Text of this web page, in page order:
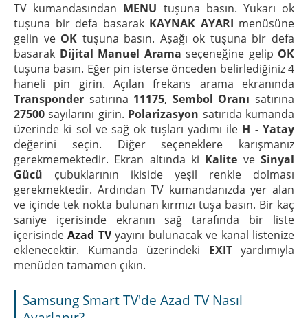
TV kumandasından MENU tuşuna basın. Yukarı ok
tuşuna bir defa basarak KAYNAK AYARI menüsüne
gelin ve OK tuşuna basın. Aşağı ok tuşuna bir defa
basarak Dijital Manuel Arama seçeneğine gelip OK
tuşuna basın. Eğer pin isterse önceden belirlediğiniz 4
haneli pin girin. Açılan frekans arama ekranında
Transponder satırına 11175, Sembol Oranı satırına
27500 sayılarını girin. Polarizasyon satırıda kumanda
üzerinde ki sol ve sağ ok tuşları yadımı ile H - Yatay
değerini seçin. Diğer seçeneklere karışmanız
gerekmemektedir. Ekran altında ki Kalite veSinyal
Gücü çubuklarının ikiside yeşil renkle dolması
gerekmektedir. Ardından TV kumandanızda yer alan
ve içinde tek nokta bulunan kırmızı tuşa basın. Bir kaç
saniye içerisinde ekranın sağ tarafında bir liste
içerisindeAzad TVyayını bulunacak ve kanal listenize
eklenecektir. Kumanda üzerindeki EXITyardımıyla
menüden tamamen çıkın.
Samsung Smart TV'de Azad TV Nasıl